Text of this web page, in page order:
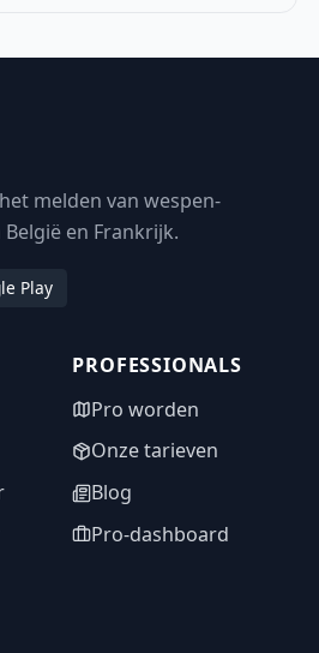
melden van wespen-
en Frankrijk.
Play
PROFESSIONALS
Pro worden
Onze tarieven
Blog
Pro-dashboard